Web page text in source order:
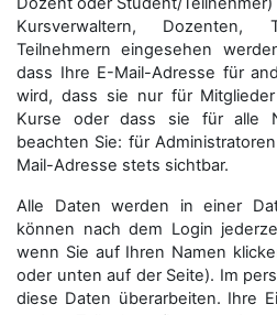
Kursverwaltern,
Teilnehmern eingesehen
dass Ihre E-Mail-Adresse für
wird, dass sie nur für
Kurse oder dass sie für alle
beachten Sie: für
Mail-Adresse stets sichtbar.
Alle Daten werden in einer
können nach dem Login
wenn Sie auf Ihren Namen
oder unten auf der Seite). Im
diese Daten überarbeiten. Ihre